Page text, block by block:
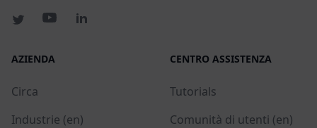
AZIENDA
Circa
Industrie (en)
CENTRO ASSISTENZA
Tutorials
Comunità di utenti (en)